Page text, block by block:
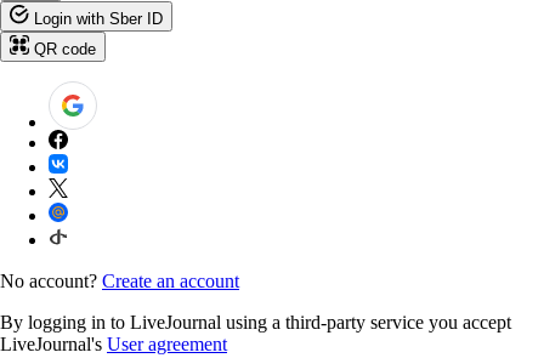
Login with Sber ID
QR code
No account? Create an account
By logging in to LiveJournal using a third-party service you accept
LiveJournal's User agreement